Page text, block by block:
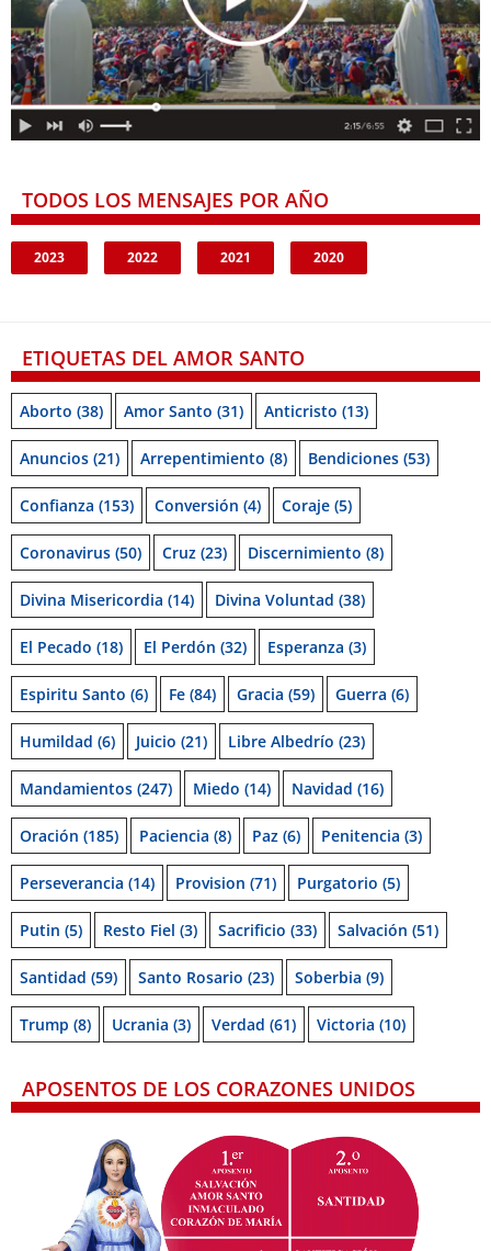
TODOS LOS MENSAJES POR AÑO
2023 2022 2021 2020
ETIQUETAS DEL AMOR SANTO
Aborto (38) Amor Santo (31) Anticristo (13)
Anuncios (21) Arrepentimiento (8) Bendiciones (53)
Confianza (153) Conversión (4) Coraje (5)
Coronavirus (50) Cruz (23) Discernimiento (8)
Divina Misericordia (14) Divina Voluntad (38)
El Pecado (18) El Perdón (32) Esperanza (3)
Espiritu Santo (6) Fe (84) Gracia (59) Guerra (6)
Humildad (6) Juicio (21) Libre Albedrío (23)
Mandamientos (247) Miedo (14) Navidad (16)
Oración (185) Paciencia (8) Paz (6) Penitencia (3)
Perseverancia (14) Provision (71) Purgatorio (5)
Putin (5) Resto Fiel (3) Sacrificio (33) Salvación (51)
Santidad (59) Santo Rosario (23) Soberbia (9)
Trump (8) Ucrania (3) Verdad (61) Victoria (10)
APOSENTOS DE LOS CORAZONES UNIDOS